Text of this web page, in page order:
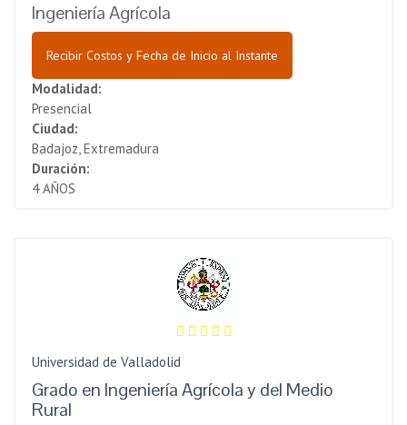
Ingeniería Agrícola
Recibir Costos y Fecha de Inicio al Instante
Modalidad:
Presencial
Ciudad:
Badajoz, Extremadura
Duración:
4 AÑOS
Universidad de Valladolid
Grado en Ingeniería Agrícola y del Medio
Rural